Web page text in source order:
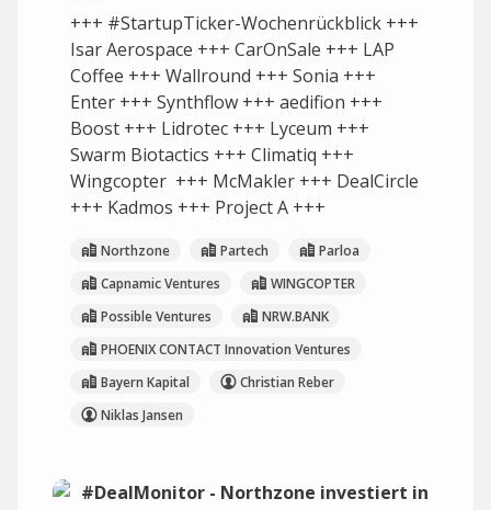
+++ #StartupTicker-Wochenrückblick +++
Isar Aerospace +++ CarOnSale +++ LAP
Coffee +++ Wallround +++ Sonia +++
Enter +++ Synthflow +++ aedifion +++
Boost +++ Lidrotec +++ Lyceum +++
Swarm Biotactics +++ Climatiq +++
Wingcopter +++ McMakler +++ DealCircle
+++ Kadmos +++ Project A +++
Northzone Partech
Parloa
Capnamic Ventures
WINGCOPTER
Possible Ventures
NRW.BANK
PHOENIX CONTACT Innovation Ventures
Bayern Kapital
Christian Reber
Niklas Jansen